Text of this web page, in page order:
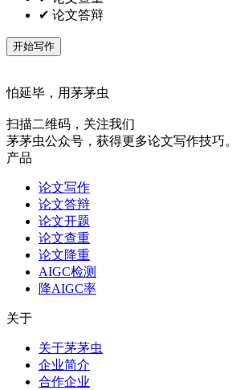
✔ 论文答辩
开始写作
怕延毕，用茅茅虫
扫描二维码，关注我们
茅茅虫公众号，获得更多论文写作技巧。
产品
论文写作
论文答辩
论文开题
论文查重
论文降重
AIGC检测
降AIGC率
关于
关于茅茅虫
企业简介
合作企业